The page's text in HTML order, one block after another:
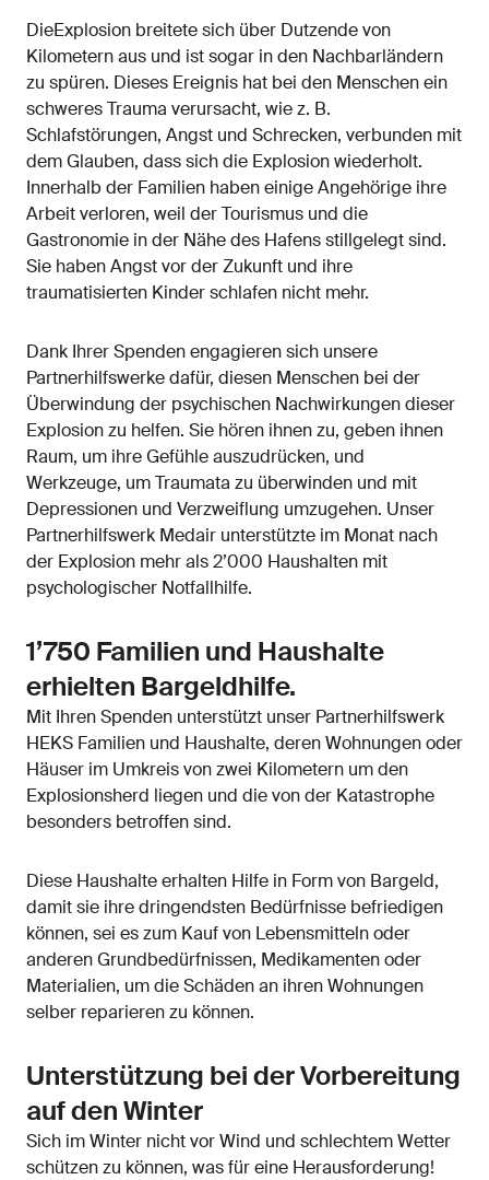
DieExplosion breitete sich über Dutzende von
Kilometern aus und ist sogar in den Nachbarländern
zu spüren. Dieses Ereignis hat bei den Menschen ein
schweres Trauma verursacht, wie z. B.
Schlafstörungen, Angst und Schrecken, verbunden mit
dem Glauben, dass sich die Explosion wiederholt.
Innerhalb der Familien haben einige Angehörige ihre
Arbeit verloren, weil der Tourismus und die
Gastronomie in der Nähe des Hafens stillgelegt sind.
Sie haben Angst vor der Zukunft und ihre
traumatisierten Kinder schlafen nicht mehr.
Dank Ihrer Spenden engagieren sich unsere
Partnerhilfswerke dafür, diesen Menschen bei der
Überwindung der psychischen Nachwirkungen dieser
Explosion zu helfen. Sie hören ihnen zu, geben ihnen
Raum, um ihre Gefühle auszudrücken, und
Werkzeuge, um Traumata zu überwinden und mit
Depressionen und Verzweiflung umzugehen. Unser
Partnerhilfswerk Medair unterstützte im Monat nach
der Explosion mehr als 2’000 Haushalten mit
psychologischer Notfallhilfe.
1’750 Familien und Haushalte
erhielten Bargeldhilfe.
Mit Ihren Spenden unterstützt unser Partnerhilfswerk
HEKS Familien und Haushalte, deren Wohnungen oder
Häuser im Umkreis von zwei Kilometern um den
Explosionsherd liegen und die von der Katastrophe
besonders betroffen sind.
Diese Haushalte erhalten Hilfe in Form von Bargeld,
damit sie ihre dringendsten Bedürfnisse befriedigen
können, sei es zum Kauf von Lebensmitteln oder
anderen Grundbedürfnissen, Medikamenten oder
Materialien, um die Schäden an ihren Wohnungen
selber reparieren zu können.
Unterstützung bei der Vorbereitung
auf den Winter
Sich im Winter nicht vor Wind und schlechtem Wetter
schützen zu können, was für eine Herausforderung!